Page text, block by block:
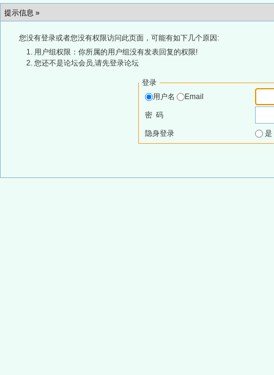
提示信息 »
您没有登录或者您没有权限访问此页面，可能有如下几个原因:
用户组权限：你所属的用户组没有发表回复的权限!
您还不是论坛会员,请先登录论坛
登录
用户名
Email
密 码
隐身登录